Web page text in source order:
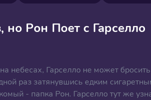
Рон Поет с Гарселло
небесах, Гарселло не может
раз затянувшись едким
- папка Рон. Гарселло тут же